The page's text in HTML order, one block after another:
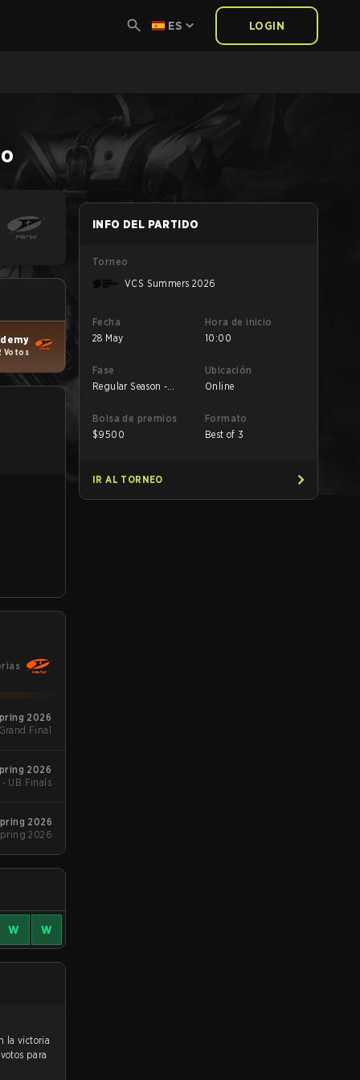
ES LOGIN
Votos
2026
Final
2026
UB Finals
2026
2026
W W
para
INFO DEL PARTIDO
Torneo
VCS Summers 2026
Fecha
28 May
Hora de inicio
10:00
Fase
Regular Season -
Ubicación
Online
Bolsa de premios
$9500
Formato
Best of 3
IR AL TORNEO